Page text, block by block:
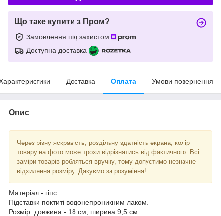
Що таке купити з Пром?
Замовлення під захистом
Доступна доставка
Доставка Оплата Умови повернення
Опис
Через різну яскравість, роздільну здатність екрана, колір
товару на фото може трохи відрізнятись від фактичного. Всі
заміри товарів робляться вручну, тому допустимо незначне
відхилення розміру. Дякуємо за розуміння!
Матеріал - гіпс
Підставки поктиті водонепроникним лаком.
Розмір: довжина - 18 см; ширина 9,5 см